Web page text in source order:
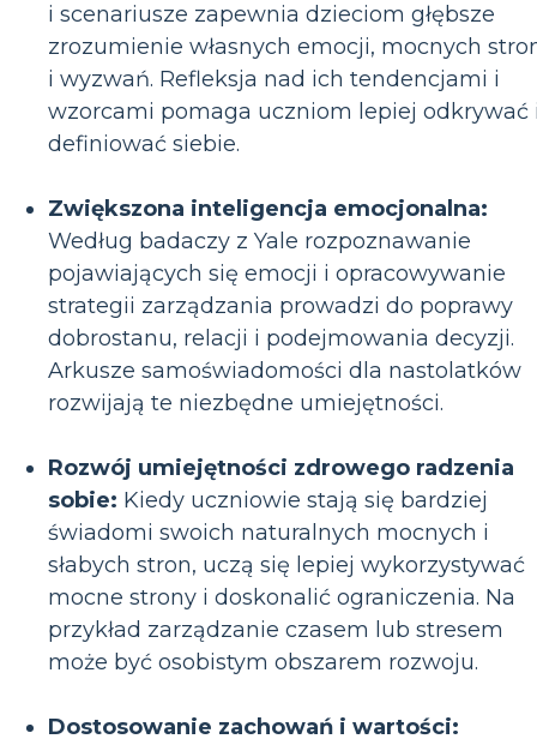
i scenariusze zapewnia dzieciom głębsze
zrozumienie własnych emocji, mocnych
i wyzwań. Refleksja nad ich tendencjami i
wzorcami pomaga uczniom lepiej odkrywać
definiować siebie.
Zwiększona inteligencja emocjonalna:
Według badaczy z Yale rozpoznawanie
pojawiających się emocji i opracowywanie
strategii zarządzania prowadzi do poprawy
dobrostanu, relacji i podejmowania decyzji.
Arkusze samoświadomości dla nastolatków
rozwijają te niezbędne umiejętności.
Rozwój umiejętności zdrowego radzenia
sobie: Kiedy uczniowie stają się bardziej
świadomi swoich naturalnych mocnych i
słabych stron, uczą się lepiej wykorzystywać
mocne strony i doskonalić ograniczenia. Na
przykład zarządzanie czasem lub stresem
może być osobistym obszarem rozwoju.
Dostosowanie zachowań i wartości: